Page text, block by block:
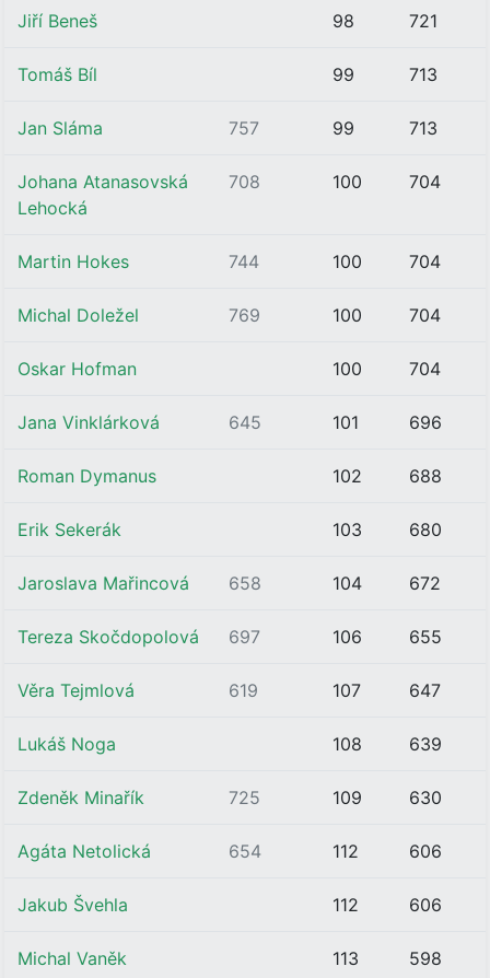
Jiří Beneš 98 721
Tomáš Bíl 99 713
Jan Sláma 757 99 713
Johana Atanasovská
Lehocká
708 100 704
Martin Hokes 744 100 704
Michal Doležel 769 100 704
Oskar Hofman 100 704
Jana Vinklárková 645 101 696
Roman Dymanus 102 688
Erik Sekerák 103 680
Jaroslava Mařincová 658 104 672
Tereza Skočdopolová 697 106 655
Věra Tejmlová 619 107 647
Lukáš Noga 108 639
Zdeněk Minařík 725 109 630
Agáta Netolická 654 112 606
Jakub Švehla 112 606
Michal Vaněk 113 598